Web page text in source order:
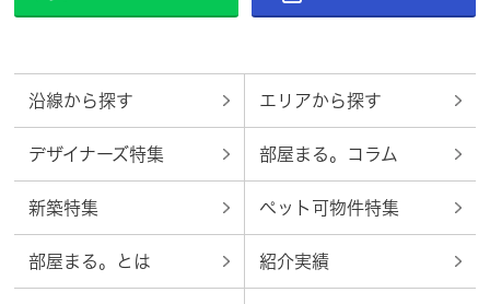
沿線から探す エリアから探す
デザイナーズ特集 部屋まる。コラム
新築特集 ペット可物件特集
部屋まる。とは 紹介実績